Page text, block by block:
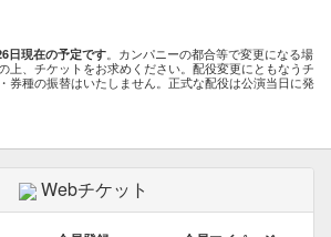
日現在の予定です 。カンパニーの都合等で変更になる場
上、チケットをお求めください。配役変更にともなうチ
券種の振替はいたしません。正式な配役は公演当日に発
Webチケット